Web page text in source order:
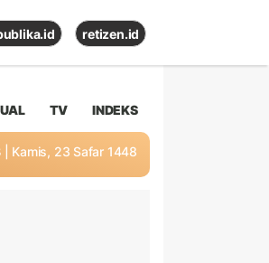
retizen.id
TV INDEKS
| Kamis, 23 Safar 1448